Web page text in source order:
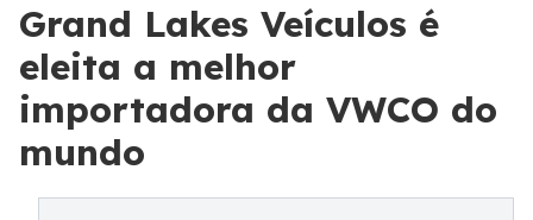
Grand Lakes Veículos é
eleita a melhor
importadora da VWCO do
mundo